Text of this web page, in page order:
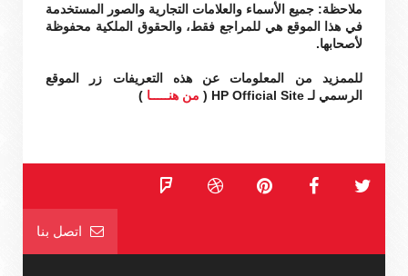
ملاحظة: جميع الأسماء والعلامات التجارية والصور المستخدمة
في هذا الموقع هي للمراجع فقط، والحقوق الملكية محفوظة
لأصحابها.
للممزيد من المعلومات عن هذه التعريفات زر الموقع
الرسمي لـ HP Official Site (
من هنـــــا )
اتصل بنا